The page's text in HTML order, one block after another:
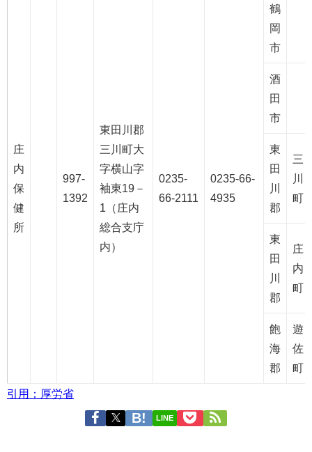
庄
内
保
健
所
997-
1392
東田川郡
三川町大
字横山字
袖東19－
1（庄内
総合支庁
内）
0235-
66-2111
0235-66-
4935
鶴
岡
市
酒
田
市
東
田
郡
三
町
東
田
郡
庄
内
町
飽
海
郡
遊
佐
町
引用：厚労省
LINE